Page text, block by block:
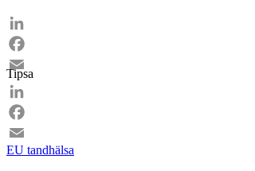
LinkedIn
Facebook
Email
Tipsa
LinkedIn
Facebook
Email
EU tandhälsa